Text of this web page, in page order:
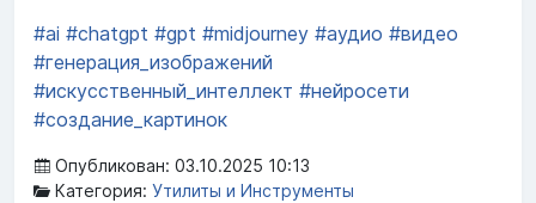
#ai #chatgpt #gpt #midjourney #аудио #видео
#генерация_изображений
#искусственный_интеллект #нейросети
#создание_картинок
Опубликован: 03.10.2025 10:13
Категория: Утилиты и Инструменты